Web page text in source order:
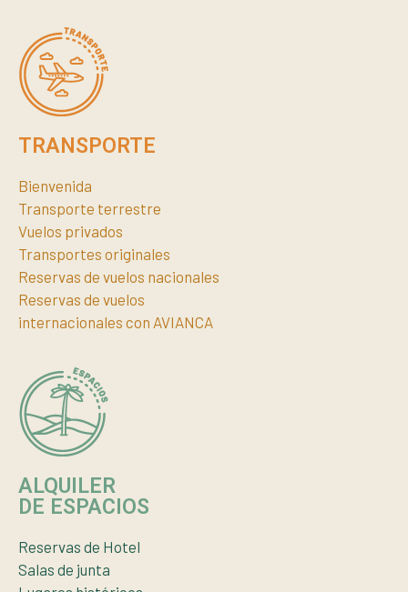
TRANSPORTE
Bienvenida
Transporte terrestre
Vuelos privados
Transportes originales
Reservas de vuelos nacionales
Reservas de vuelos
internacionales con AVIANCA
ALQUILER
DE ESPACIOS
Reservas de Hotel
Salas de junta